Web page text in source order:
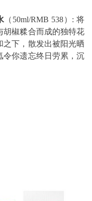
（50ml/RMB 538）: 将
胡椒糅合而成的独特花
之下，散发出被阳光晒
令你遗忘终日劳累，沉